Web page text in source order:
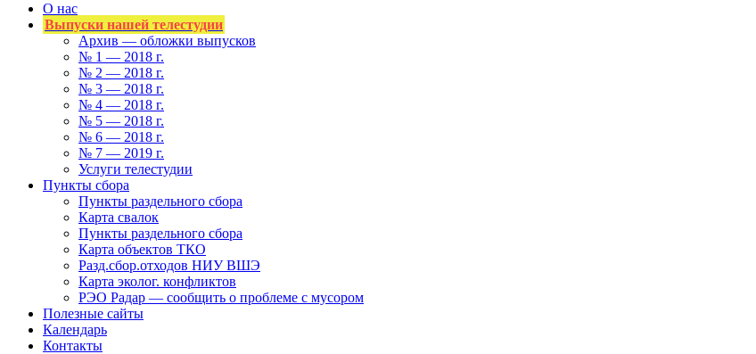
О нас
Выпуски нашей телестудии
Архив — обложки выпусков
№ 1 — 2018 г.
№ 2 — 2018 г.
№ 3 — 2018 г.
№ 4 — 2018 г.
№ 5 — 2018 г.
№ 6 — 2018 г.
№ 7 — 2019 г.
Услуги телестудии
Пункты сбора
Пункты раздельного сбора
Карта свалок
Пункты раздельного сбора
Карта объектов ТКО
Разд.сбор.отходов НИУ ВШЭ
Карта эколог. конфликтов
РЭО Радар — сообщить о проблеме с мусором
Полезные сайты
Календарь
Контакты